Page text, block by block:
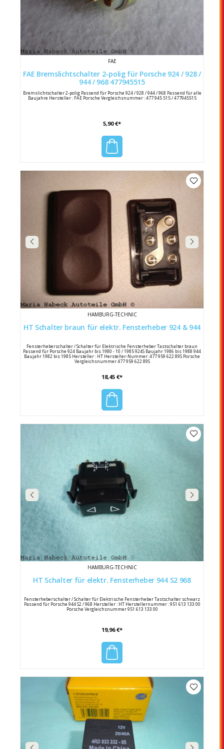
FAE
FAE Bremslichtschalter 2-polig für Porsche 924 / 928 /
944 / 968 477945515
Bremslichtschalter 2-polig Passend für Porsche 924 / 928 / 944 / 968 Passend für alle
Baujahre Hersteller : FAE Porsche Vergleichsnummer : 477 945 515 / 477945515
5,90 €*
HAMBURG-TECHNIC
HT Schalter braun für elektr. Fensterheber 924 & 944
Fensterheberschalter / Schalter für Elektrische Fensterheber Tastschalter braun
Passend für Porsche 924 Baujahr bis 1980 - 10 / 1985 924S Baujahr 1986 bis 1988 944
Baujahr 1982 bis 1985 Hersteller : HT Hersteller-Nummer: 477 959 622 89S Porsche
Vergleichsnummer 477 959 622 89S
18,45 €*
HAMBURG-TECHNIC
HT Schalter für elektr. Fensterheber 944 S2 968
Fensterheberschalter / Schalter für Elektrische Fensterheber Tastschalter schwarz
Passend für Porsche 944 S2 / 968 Hersteller : HT Herstellernummer : 951 613 133 00
Porsche Vergleichsnummer 951 613 133 00
19,96 €*